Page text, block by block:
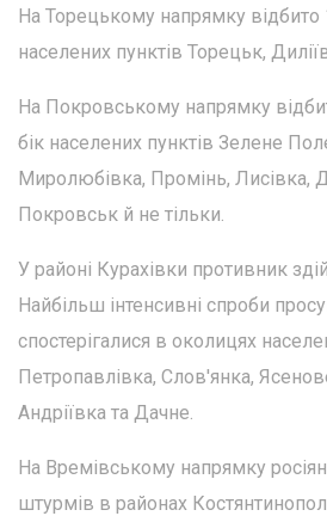
На Торецькому напрямку відбито
населених пунктів Торецьк,
На Покровському напрямку
бік населених пунктів Зелене
Миролюбівка, Промінь, Лисівка,
Покровськ й не тільки.
У районі Курахівки противник
Найбільш інтенсивні спроби
спостерігалися в околицях
Петропавлівка, Слов'янка,
Андріївка та Дачне.
На Времівському напрямку
штурмів в районах